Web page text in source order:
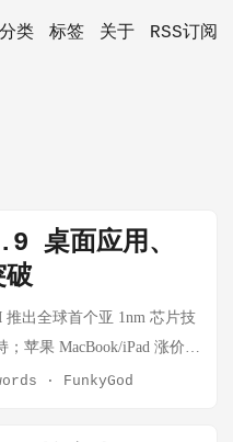
分类 标签 关于 RSS订阅
桌面应用、
推出全球首个亚 1nm 芯片技
；苹果 MacBook/iPad 涨价
· FunkyGod